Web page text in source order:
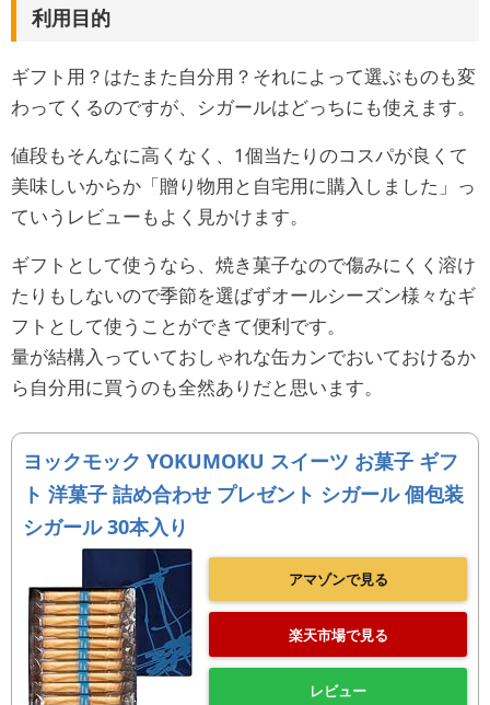
利用目的
ギフト用？はたまた自分用？それによって選ぶものも変
わってくるのですが、シガールはどっちにも使えます。
値段もそんなに高くなく、1個当たりのコスパが良くて
美味しいからか「贈り物用と自宅用に購入しました」っ
ていうレビューもよく見かけます。
ギフトとして使うなら、焼き菓子なので傷みにくく溶け
たりもしないので季節を選ばずオールシーズン様々なギ
フトとして使うことができて便利です。
量が結構入っていておしゃれな缶カンでおいておけるか
ら自分用に買うのも全然ありだと思います。
ヨックモック YOKUMOKU スイーツ お菓子 ギフ
ト 洋菓子 詰め合わせ プレゼント シガール 個包装
シガール 30本入り
アマゾンで見る
楽天市場で見る
レビュー